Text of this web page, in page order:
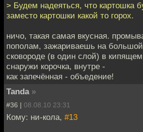
> Будем надеяться, что картошка
заместо картошки какой то горох.
ничо, такая самая вкусная.
пополам, зажариваешь на большой
сковороде (в один слой) в
снаружи корочка, внутре -
как запечённая - объедение!
Tanda »
#36 | 08.08.10 23:31
Кому: ни-кола, #13